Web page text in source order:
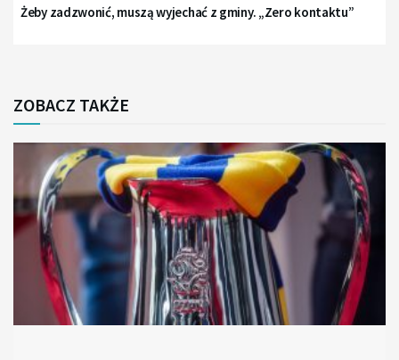
Żeby zadzwonić, muszą wyjechać z gminy. „Zero kontaktu”
ZOBACZ TAKŻE